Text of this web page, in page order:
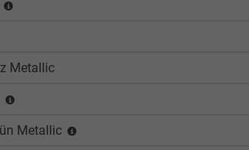
Metallic
Metallic